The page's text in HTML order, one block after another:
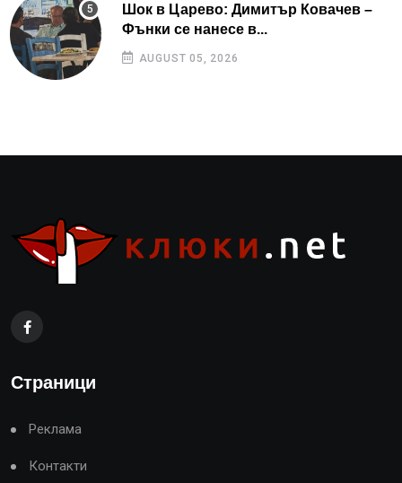
Шок в Царево: Димитър Ковачев –
Фънки се нанесе в...
AUGUST 05, 2026
Страници
Реклама
Контакти